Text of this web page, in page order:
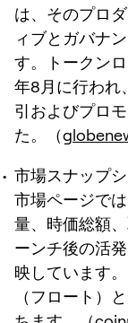
は、そのプロ
ィブとガバナ
す。トークン
年8月に行われ
引およびプロ
た。（
市場スナップ
市場ページで
量、時価総額
ーンチ後の活
映しています
（フロート）